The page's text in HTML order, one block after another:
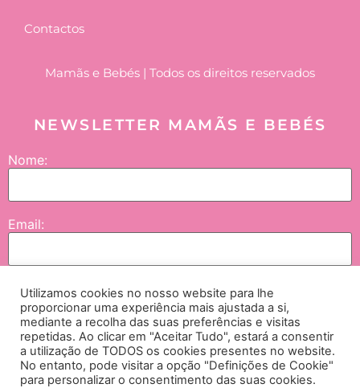
Contactos
Mamãs e Bebés | Todos os direitos reservados
NEWSLETTER MAMÃS E BEBÉS
Nome:
Email:
Enviar
Concordo que os meus dados sejam tratados pela NGI – Lifesciences and
Healthcare International, SA., empresas do grupo e seus parceiros, e neste contexto
me seja enviada comunicação no âmbito de passatempos, campanhas e iniciativas
Utilizamos cookies no nosso website para lhe
proporcionar uma experiência mais ajustada a si,
mediante a recolha das suas preferências e visitas
repetidas. Ao clicar em "Aceitar Tudo", estará a consentir
a utilização de TODOS os cookies presentes no website.
No entanto, pode visitar a opção "Definições de Cookie"
para personalizar o consentimento das suas cookies.